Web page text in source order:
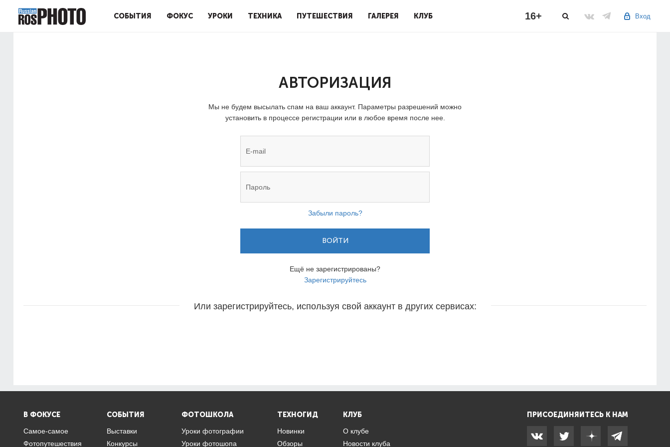
СОБЫТИЯ ФОКУС УРОКИ ТЕХНИКА ПУТЕШЕСТВИЯ ГАЛЕРЕЯ КЛУБ Вход
16+
АВТОРИЗАЦИЯ
Мы не будем высылать спам на ваш аккаунт. Параметры разрешений можно
установить в процессе регистрации или в любое время после нее.
Забыли пароль?
ВОЙТИ
Ещё не зарегистрированы?
Зарегистрируйтесь
Или зарегистрируйтесь, используя свой аккаунт в других сервисах:
В ФОКУСЕ
Самое-самое
Фотопутешествия
СОБЫТИЯ
Выставки
Конкурсы
ФОТОШКОЛА
Уроки фотографии
Уроки фотошопа
ТЕХНОГИД
Новинки
Обзоры
КЛУБ
О клубе
Новости клуба
ПРИСОЕДИНЯЙТЕСЬ К НАМ